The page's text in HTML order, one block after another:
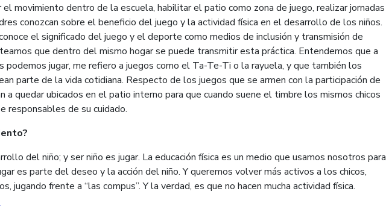
movimiento dentro de la escuela, habilitar el patio como zona de juego, realizar jornadas
conozcan sobre el beneficio del juego y la actividad física en el desarrollo de los niños.
el significado del juego y el deporte como medios de inclusión y transmisión de
que dentro del mismo hogar se puede transmitir esta práctica. Entendemos que a
podemos jugar, me refiero a juegos como el Ta-Te-Ti o la rayuela, y que también los
parte de la vida cotidiana. Respecto de los juegos que se armen con la participación de
a quedar ubicados en el patio interno para que cuando suene el timbre los mismos chicos
responsables de su cuidado.
del niño; y ser niño es jugar. La educación física es un medio que usamos nosotros para
es parte del deseo y la acción del niño. Y queremos volver más activos a los chicos,
jugando frente a “las compus”. Y la verdad, es que no hacen mucha actividad física.